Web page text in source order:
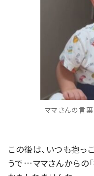
ママさんの言
この後は、いつも抱っ
うで…ママさんからの